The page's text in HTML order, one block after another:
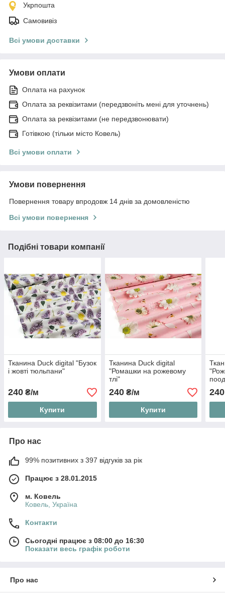
Укрпошта
Самовивіз
Всі умови доставки
Умови оплати
Оплата на рахунок
Оплата за реквізитами (передзвоніть мені для уточнень)
Оплата за реквізитами (не передзвонювати)
Готівкою (тільки місто Ковель)
Всі умови оплати
Умови повернення
Повернення товару впродовж 14 днів за домовленістю
Всі умови повернення
Подібні товари компанії
Тканина Duck digital "Бузок
і жовті тюльпани"
240 ₴/м
Купити
Тканина Duck digital
"Ромашки на рожевому
тлі"
240₴/м
Купити
240
Про нас
99% позитивних з 397 відгуків за рік
Працює з 28.01.2015
м. Ковель
Ковель, Україна
Контакти
Сьогодні працює з 08:00 до 16:30
Показати весь графік роботи
Про нас